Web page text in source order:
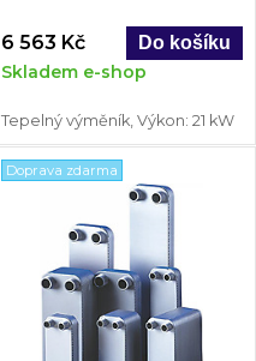
6 563 Kč
Skladem e-shop
Tepelný výměník, Výkon: 21 kW
Doprava zdarma